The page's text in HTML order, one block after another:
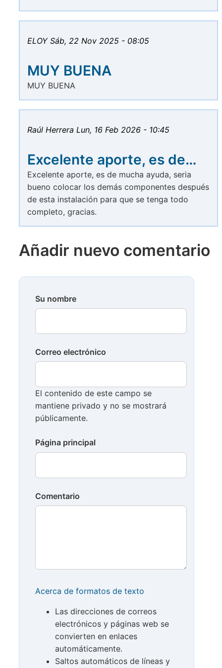
ELOY Sáb, 22 Nov 2025 - 08:05
MUY BUENA
MUY BUENA
Raúl Herrera Lun, 16 Feb 2026 - 10:45
Excelente aporte, es de…
Excelente aporte, es de mucha ayuda, seria
bueno colocar los demás componentes después
de esta instalación para que se tenga todo
completo, gracias.
Añadir nuevo comentario
Su nombre
Correo electrónico
El contenido de este campo se
mantiene privado y no se mostrará
públicamente.
Página principal
Comentario
Acerca de formatos de texto
Las direcciones de correos
electrónicos y páginas web se
convierten en enlaces
automáticamente.
Saltos automáticos de líneas y